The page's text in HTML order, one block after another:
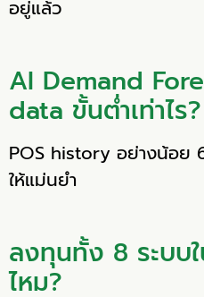
อยู่แล้ว
AI Demand
data ขั้นต่ำเท่าไร?
POS history อย่างน้อย
ให้แม่นยำ
ลงทุนทั้ง 8 ระบบ
ไหม?